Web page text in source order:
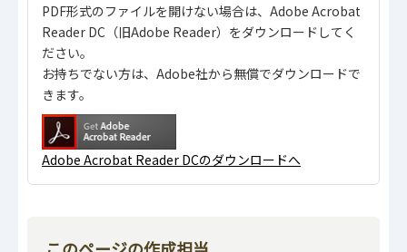
PDF形式のファイルを開けない場合は、Adobe Acrobat
Reader DC（旧Adobe Reader）をダウンロードしてく
ださい。
お持ちでない方は、Adobe社から無償でダウンロードで
きます。
Adobe Acrobat Reader DCのダウンロードへ